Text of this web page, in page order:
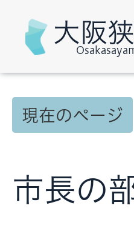
大阪
現在のページ
市長の